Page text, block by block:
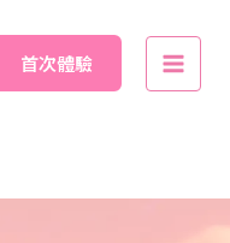
首次體驗
Main